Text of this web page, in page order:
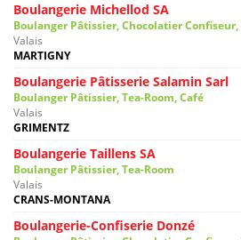
Boulangerie Michellod SA
Boulanger Pâtissier, Chocolatier Confiseur,
Valais
MARTIGNY
Boulangerie Pâtisserie Salamin Sarl
Boulanger Pâtissier, Tea-Room, Café
Valais
GRIMENTZ
Boulangerie Taillens SA
Boulanger Pâtissier, Tea-Room
Valais
CRANS-MONTANA
Boulangerie-Confiserie Donzé